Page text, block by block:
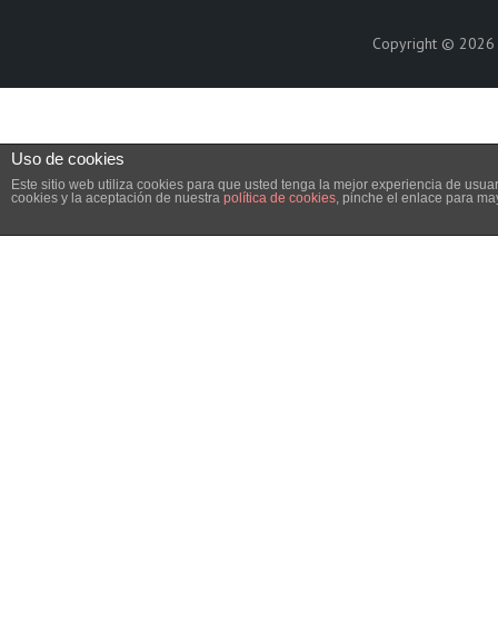
Copyright © 2026
Uso de cookies
Este sitio web utiliza cookies para que usted tenga la mejor experiencia de
cookies y la aceptación de nuestra política de cookies, pinche el enlace para